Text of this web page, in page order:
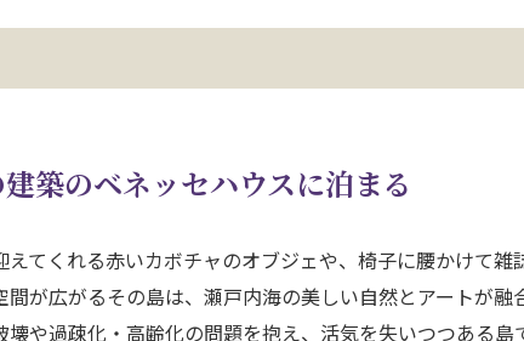
築のベネッセハウスに泊まる
てくれる赤いカボチャのオブジェや、椅子に腰かけて雑
間が広がるその島は、瀬戸内海の美しい自然とアートが融
壊や過疎化・高齢化の問題を抱え、活気を失いつつある